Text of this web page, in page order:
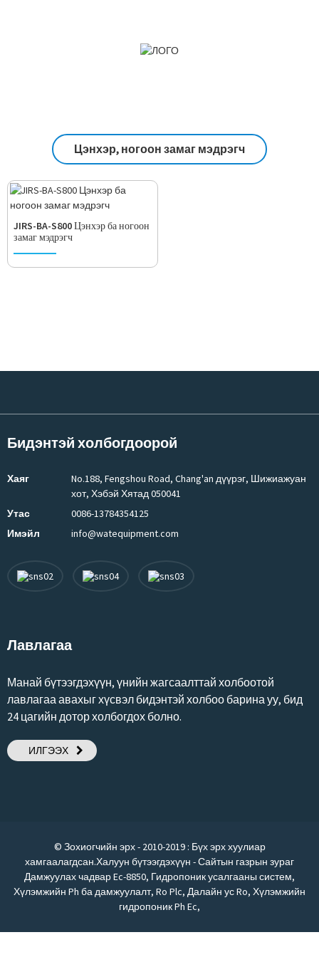
Цэнхэр, ногоон замаг мэдрэгч
JIRS-BA-S800 Цэнхэр ба ногоон
замаг мэдрэгч
Бидэнтэй холбогдоорой
Хаяг
No.188, Fengshou Road, Chang'an дүүрэг, Шижиажуан
хот, Хэбэй Хятад 050041
Утас
0086-13784354125
Имэйл
info@watequipment.com
Лавлагаа
Манай бүтээгдэхүүн, үнийн жагсаалттай холбоотой
лавлагаа авахыг хүсвэл бидэнтэй холбоо барина уу, бид
24 цагийн дотор холбогдох болно.
ИЛГЭЭХ
© Зохиогчийн эрх - 2010-2019 : Бүх эрх хуулиар
хамгаалагдсан.Халуун бүтээгдэхүүн -Сайтын газрын зураг
Дамжуулах чадвар Ec-8850, Гидропоник усалгааны систем,
Хүлэмжийн Ph ба дамжуулалт, Ro Plc, Далайн ус Ro, Хүлэмжийн
гидропоник Ph Ec,